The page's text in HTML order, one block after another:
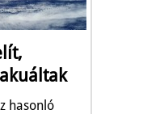
hasonló